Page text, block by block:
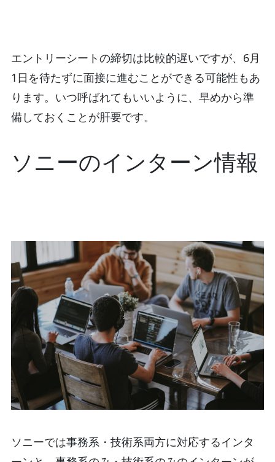
エントリーシートの締切は比較的遅いですが、6月
1日を待たずに面接に進むことができる可能性もあ
ります。いつ呼ばれてもいいように、早めから準
備しておくことが肝要です。
ソニーのインターン情報
ソニーでは事務系・技術系両方に対応するインタ